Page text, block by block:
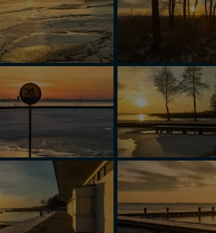
W każdej chwili możesz: zażądać dostępu
przetwarzania. Pamiętaj jednak, że nie
informacji zawartych w plikach cookies.
przypadkach nie możemy tego zrobić za
Dziękujemy, i życzmy miłego odkrywania